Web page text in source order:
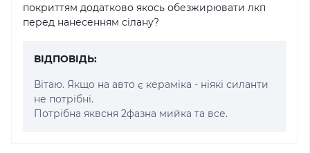
покриттям додатково якось обезжирювати лкп
перед нанесенням сілану?
ВІДПОВІДЬ:
Вітаю. Якщо на авто є кераміка - ніякі силанти
не потрібні.
Потрібна яквсня 2фазна мийка та все.